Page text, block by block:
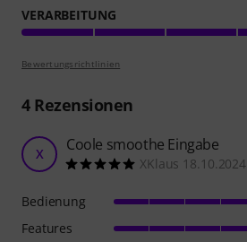
VERARBEITUNG
Bewertungsrichtlinien
4Rezensionen
X Coole smoothe Eingabe
XKlaus 18.10.2024
Bedienung
Features